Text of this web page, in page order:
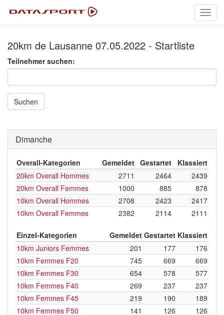
20km de Lausanne 07.05.2022 - Startliste
Teilnehmer suchen:
Suchen
Dimanche
Overall-Kategorien Gemeldet Gestartet
Klassiert
20km Overall Hommes
2711 2464
2439
20km Overall Femmes
1000 885
878
10km Overall Hommes
2708 2423
2417
10km Overall Femmes
2382 2114 2111
Einzel-Kategorien Gemeldet Gestartet Klassiert
10km Juniors Femmes
201 177
176
10km Femmes F20
745 669
669
10km Femmes F30
654 578
577
10km Femmes F40
269 237
237
10km Femmes F45
219 190
189
10km Femmes F50
141 126
126